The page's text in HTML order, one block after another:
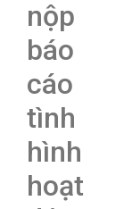
nộp
báo
cáo
tình
hình
hoạt